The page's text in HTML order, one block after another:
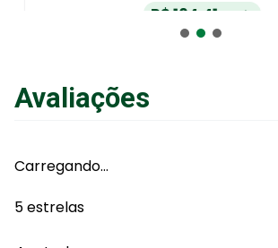
R$104,41no Pix
109 90 em até
Adicionar ao Carrinho
Avaliações
Carregando…
5 estrelas